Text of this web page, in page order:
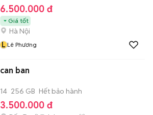
6.500.000 đ
Giá tốt
Hà Nội
L Lê Phương
can ban
14 256 GB Hết bảo hành
3.500.000 đ